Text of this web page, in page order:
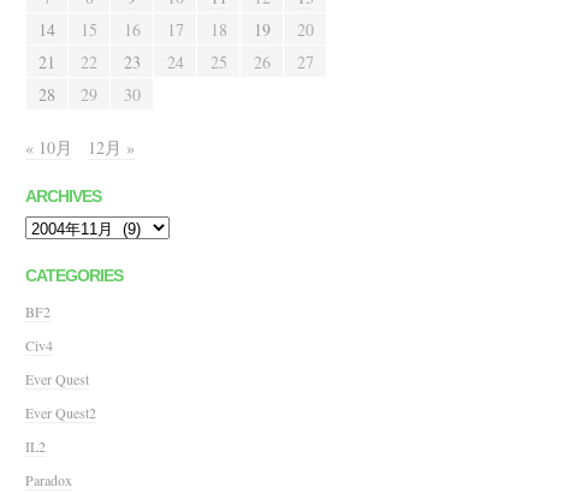
14
15 16 17 18 19
20
21
22 23 24 25 26
27
28
29 30
« 10月 12月 »
ARCHIVES
Archives
CATEGORIES
BF2
Civ4
Ever Quest
Ever Quest2
IL2
Paradox